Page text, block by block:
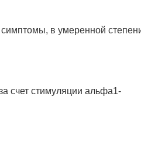
в умеренной
счет стимуляции альфа1-